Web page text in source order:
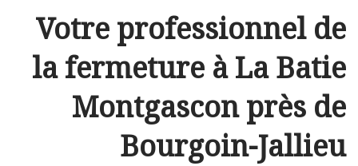
Votre professionnel de
la fermeture à La Batie
Montgascon près de
Bourgoin-Jallieu